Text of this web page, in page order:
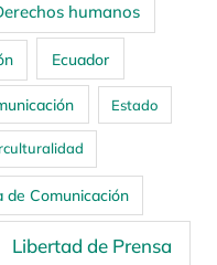
humanos
Ecuador
Estado
de Comunicación
Libertad de Prensa